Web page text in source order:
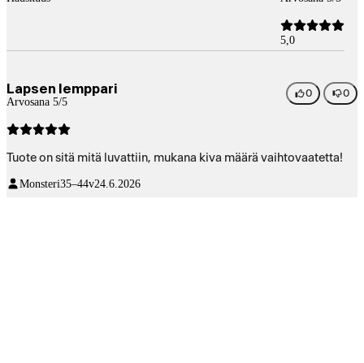
5,0
Lapsen lemppari
Arvosana 5/5
0 0
Tuote on sitä mitä luvattiin, mukana kiva määrä vaihtovaatetta!
Monsteri35–44v24.6.2026